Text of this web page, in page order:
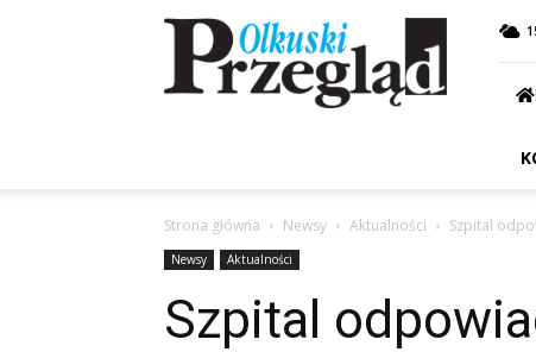
Przegląd
Olkuski
Strona główna Newsy Aktualności Szpital
Newsy Aktualności
Szpital